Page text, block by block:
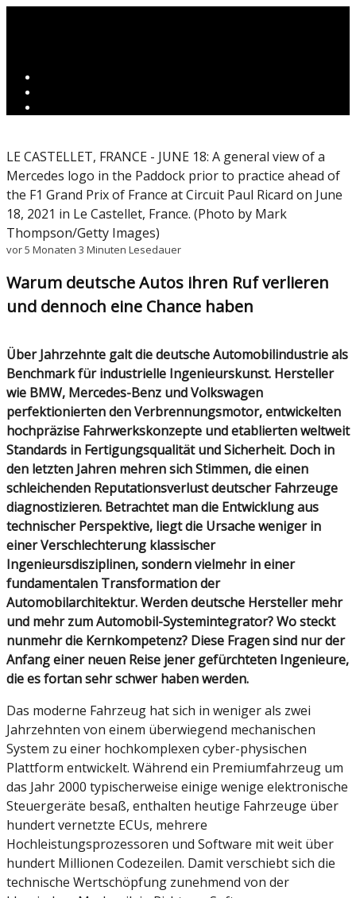
LE CASTELLET, FRANCE - JUNE 18: A general view of a
Mercedes logo in the Paddock prior to practice ahead of
the F1 Grand Prix of France at Circuit Paul Ricard on June
18, 2021 in Le Castellet, France. (Photo by Mark
Thompson/Getty Images)
vor 5 Monaten 3 Minuten Lesedauer
Warum deutsche Autos ihren Ruf verlieren
und dennoch eine Chance haben
Über Jahrzehnte galt die deutsche Automobilindustrie als
Benchmark für industrielle Ingenieurskunst. Hersteller
wie BMW, Mercedes-Benz undVolkswagen
perfektionierten den Verbrennungsmotor, entwickelten
hochpräzise Fahrwerkskonzepte und etablierten weltweit
Standards in Fertigungsqualität und Sicherheit. Doch in
den letzten Jahren mehren sich Stimmen, die einen
schleichenden Reputationsverlust deutscher Fahrzeuge
diagnostizieren. Betrachtet man die Entwicklung aus
technischer Perspektive, liegt die Ursache weniger in
einer Verschlechterung klassischer
Ingenieursdisziplinen, sondern vielmehr in einer
fundamentalen Transformation der
Automobilarchitektur. Werden deutsche Hersteller mehr
und mehr zum Automobil-Systemintegrator? Wo steckt
nunmehr die Kernkompetenz? Diese Fragen sind nur der
Anfang einer neuen Reise jener gefürchteten Ingenieure,
die es fortan sehr schwer haben werden.
Das moderne Fahrzeug hat sich in weniger als zwei
Jahrzehnten von einem überwiegend mechanischen
System zu einer hochkomplexen cyber-physischen
Plattform entwickelt. Während ein Premiumfahrzeug um
das Jahr 2000 typischerweise einige wenige elektronische
Steuergeräte besaß, enthalten heutige Fahrzeuge über
hundert vernetzte ECUs, mehrere
Hochleistungsprozessoren und Software mit weit über
hundert Millionen Codezeilen. Damit verschiebt sich die
technische Wertschöpfung zunehmend von der